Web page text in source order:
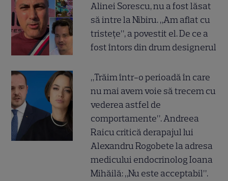
Alinei Sorescu, nu a fost lăsat
să intre la Nibiru. „Am aflat cu
tristețe”, a povestit el. De ce a
fost întors din drum designerul
„Trăim într-o perioadă în care
nu mai avem voie să trecem cu
vederea astfel de
comportamente”. Andreea
Raicu critică derapajul lui
Alexandru Rogobete la adresa
medicului endocrinolog Ioana
Mihăilă: „Nu este acceptabil”.